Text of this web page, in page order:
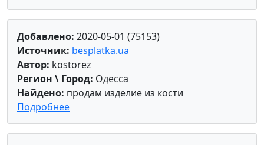
Добавлено: 2020-05-01 (75153)
Источник: besplatka.ua
Автор: kostorez
Регион \ Город: Одесса
Найдено: продам изделие из кости
Подробнее